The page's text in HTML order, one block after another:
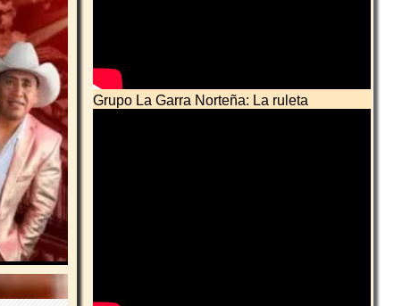
Grupo La Garra Norteña: La ruleta